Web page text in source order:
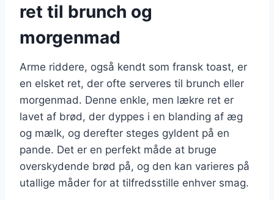
ret til brunch og
morgenmad
Arme riddere, også kendt som fransk toast, er
en elsket ret, der ofte serveres til brunch eller
morgenmad. Denne enkle, men lækre ret er
lavet af brød, der dyppes i en blanding af æg
og mælk, og derefter steges gyldent på en
pande. Det er en perfekt måde at bruge
overskydende brød på, og den kan varieres på
utallige måder for at tilfredsstille enhver smag.